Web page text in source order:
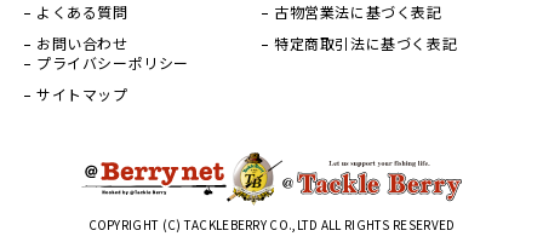
よくある質問
お問い合わせ
古物営業法に基づく表記
特定商取引法に基づく表記
プライバシーポリシー
サイトマップ
COPYRIGHT (C) TACKLEBERRY CO.,LTD ALL RIGHTS RESERVED